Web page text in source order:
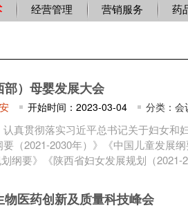
经营管理 营销服务 药
部）母婴发展大会
开始时间：2023-03-04 分类：会
真贯彻落实习近平总书记关于妇女和
（2021-2030年）》《中国儿童发展
纲要》《陕西省妇女发展规划（2021-
物医药创新及质量科技峰会